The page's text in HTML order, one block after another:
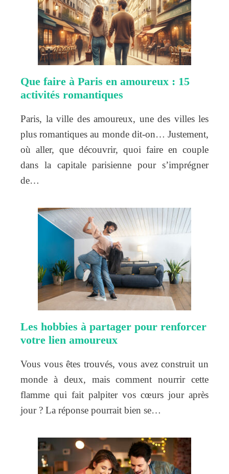
Que faire à Paris en amoureux : 15
activités romantiques
Paris, la ville des amoureux, une des villes les
plus romantiques au monde dit-on… Justement,
où aller, que découvrir, quoi faire en couple
dans la capitale parisienne pour s’imprégner
de…
Les hobbies à partager pour renforcer
votre lien amoureux
Vous vous êtes trouvés, vous avez construit un
monde à deux, mais comment nourrir cette
flamme qui fait palpiter vos cœurs jour après
jour ? La réponse pourrait bien se…